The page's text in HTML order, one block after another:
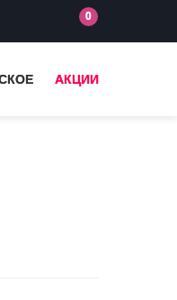
0
АКЦИИ